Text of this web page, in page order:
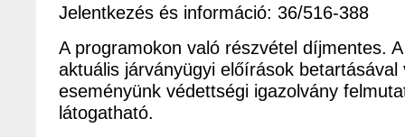
Jelentkezés és információ: 36/516-388
A programokon való részvétel díjmentes.
aktuális járványügyi előírások
eseményünk védettségi igazolvány
látogatható.